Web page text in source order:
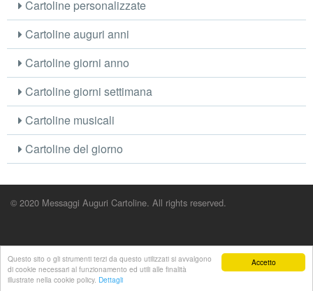
Accetto
Questo sito o gli strumenti terzi da questo utilizzati si avvalgono
di cookie necessari al funzionamento ed utili alle finalità
illustrate nella cookie policy. Dettagli
Cartoline personalizzate
Cartoline auguri anni
Cartoline giorni anno
Cartoline giorni settimana
Cartoline musicali
Cartoline del giorno
© 2020 Messaggi Auguri Cartoline. All rights reserved.